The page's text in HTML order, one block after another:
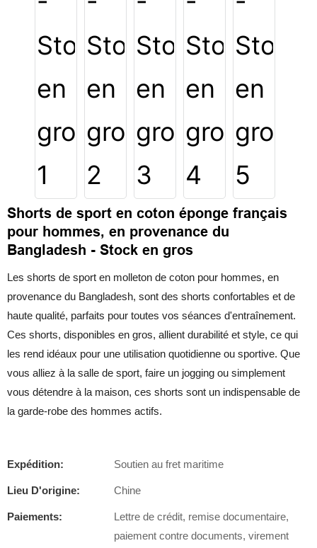
Shorts de sport en coton éponge français
pour hommes, en provenance du
Bangladesh - Stock en gros
Les shorts de sport en molleton de coton pour hommes, en
provenance du Bangladesh, sont des shorts confortables et de
haute qualité, parfaits pour toutes vos séances d'entraînement.
Ces shorts, disponibles en gros, allient durabilité et style, ce qui
les rend idéaux pour une utilisation quotidienne ou sportive. Que
vous alliez à la salle de sport, faire un jogging ou simplement
vous détendre à la maison, ces shorts sont un indispensable de
la garde-robe des hommes actifs.
Expédition: Soutien au fret maritime
Lieu D'origine: Chine
Paiements:
Lettre de crédit, remise documentaire,
paiement contre documents, virement